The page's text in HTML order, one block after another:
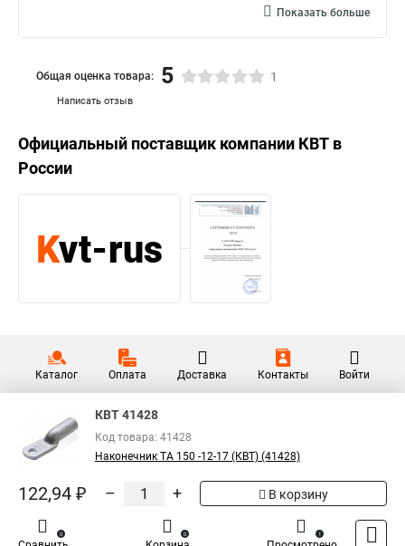
Показать больше
Написать отзыв
Общая оценка товара: 5 1
Официальный поставщик компании КВТ в
России
Каталог Оплата Доставка Контакты Войти
КВТ 41428
Код товара: 41428
Наконечник ТА 150 -12-17 (КВТ) (41428)
122,94 ₽ – + В корзину
0 0 1